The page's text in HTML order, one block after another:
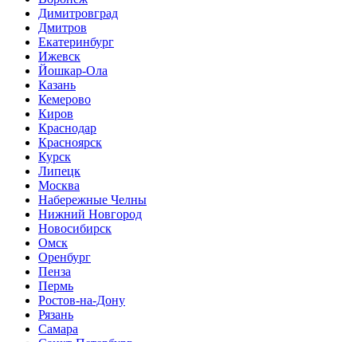
Димитровград
Дмитров
Екатеринбург
Ижевск
Йошкар-Ола
Казань
Кемерово
Киров
Краснодар
Красноярск
Курск
Липецк
Москва
Набережные Челны
Нижний Новгород
Новосибирск
Омск
Оренбург
Пенза
Пермь
Ростов-на-Дону
Рязань
Самара